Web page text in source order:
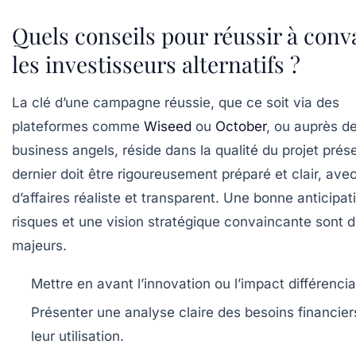
Quels conseils pour réussir à
les investisseurs alternatifs ?
La clé d’une campagne réussie, que ce soit via des
plateformes comme Wiseed ou October, ou auprès
business angels, réside dans la qualité du projet
dernier doit être rigoureusement préparé et clair,
d’affaires réaliste et transparent. Une bonne
risques et une vision stratégique convaincante sont
majeurs.
Mettre en avant l’innovation ou l’impact
Présenter une analyse claire des besoins
leur utilisation.